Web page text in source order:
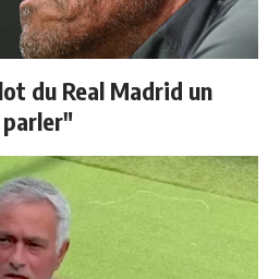
du Real Madrid un